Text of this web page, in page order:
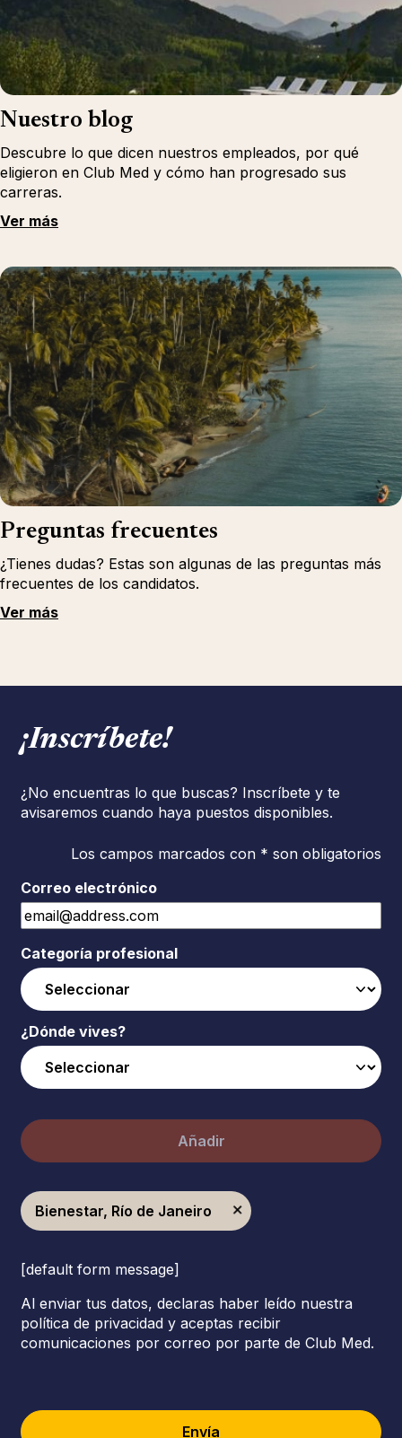
Nuestro blog
Descubre lo que dicen nuestros empleados, por qué
eligieron en Club Med y cómo han progresado sus
carreras.
Ver más
Preguntas frecuentes
¿Tienes dudas? Estas son algunas de las preguntas más
frecuentes de los candidatos.
Ver más
¡Inscríbete!
¿No encuentras lo que buscas? Inscríbete y te
avisaremos cuando haya puestos disponibles.
Los campos marcados con * son obligatorios
Correo electrónico
Categoría profesional
¿Dónde vives?
Añadir
Bienestar, Río de Janeiro
[default form message]
Al enviar tus datos, declaras haber leído nuestra
política de privacidad y aceptas recibir
comunicaciones por correo por parte de Club Med.
Envía